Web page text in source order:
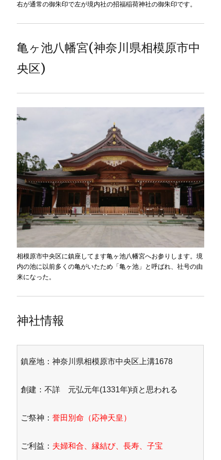
右が通常の御朱印で左が境内社の招福稲荷神社の御朱印です。
亀ヶ池八幡宮(神奈川県相模原市中
央区)
相模原市中央区に鎮座してます亀ヶ池八幡宮へお参りします。境
内の池に以前多くの亀がいたため「亀ヶ池」と呼ばれ、社号の由
来になった。
神社情報
鎮座地：神奈川県相模原市中央区上溝1678
創建：不詳 元弘元年(1331年)頃と思われる
ご祭神：誉田別命（応神天皇）
ご利益： 夫婦和合、縁結び、長寿、子宝